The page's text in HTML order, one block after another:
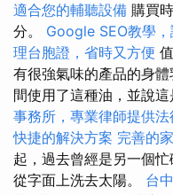
適合您的輔聽設備 購買
分。 Google SEO教學
理台胞證，省時又方便
有很強氣味的產品的身
間使用了這種油，並說這
事務所，專業律師提供法
快捷的解決方案 完善的
起，過去曾經是另一個
從字面上洗去太陽。 台